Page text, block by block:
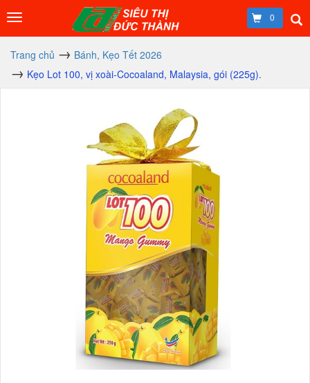
0
Trang chủ
Bánh, Kẹo Tết 2026
Kẹo Lot 100, vị xoài-Cocoaland, Malaysia, gói (225g).